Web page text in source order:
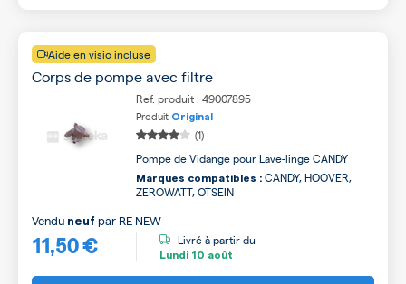
Aide en visio incluse
Corps de pompe avec filtre
Ref. produit : 49007895
Produit Original
(1)
Pompe de Vidange pour Lave-linge CANDY
Marques compatibles : CANDY, HOOVER,
ZEROWATT, OTSEIN
11,50 €
Vendu neuf par RE NEW
Livré à partir du
Lundi 10 août